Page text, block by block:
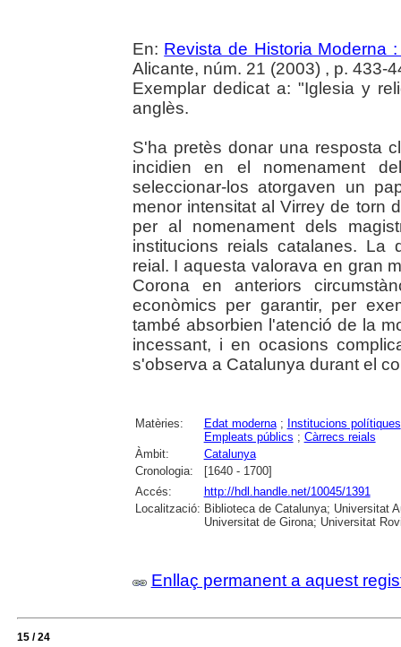
En: Revista de Historia Moderna
Alicante, núm. 21 (2003) , p. 433-
Exemplar dedicat a: "Iglesia y
anglès.
S'ha pretès donar una resposta
incidien en el nomenament
seleccionar-los atorgaven un
menor intensitat al Virrey de torn
per al nomenament dels
institucions reials catalanes. La
reial. I aquesta valorava en gran
Corona en anteriors
econòmics per garantir, per
també absorbien l'atenció de la
incessant, i en ocasions
s'observa a Catalunya durant el
Matèries: Edat moderna; Institucions polítiques
Empleats públics ; Càrrecs reials
Àmbit:
Catalunya
Cronologia:
[1640 - 1700]
Accés:
http://hdl.handle.net/10045/1391
Localització: Biblioteca de Catalunya; Universitat
Universitat de Girona; Universitat
Enllaç permanent a aquest
15 / 24